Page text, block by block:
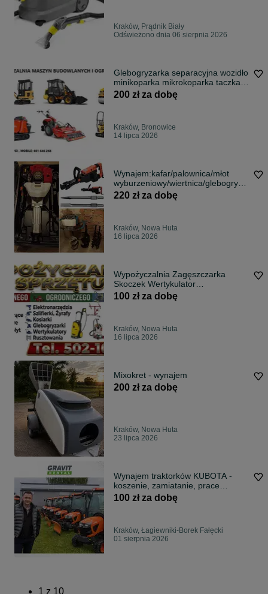
Kraków, Prądnik Biały
Odświeżono dnia 06 sierpnia 2026
Glebogryzarka separacyjna wozidło
minikoparka mikrokoparka taczka
gąsienicowa walec młot wiertnica
wynajem usługi wypożyczalnia
200 zł za dobę
Kraków, Bronowice
14 lipca 2026
Wynajem:kafar/palownica/młot
wyburzeniowy/wiertnica/glebogryza
rka
220 zł za dobę
Kraków, Nowa Huta
16 lipca 2026
Wypożyczalnia Zagęszczarka
Skoczek Wertykulator
Glebogryzarka Wynajem
100 zł za dobę
Kraków, Nowa Huta
16 lipca 2026
Mixokret - wynajem
200 zł za dobę
Kraków, Nowa Huta
23 lipca 2026
Wynajem traktorków KUBOTA -
koszenie, zamiatanie, prace
ziemne, odchwaszczanie - CAŁA
100 zł za dobę
Kraków, Łagiewniki-Borek Fałęcki
01 sierpnia 2026
1 z 10